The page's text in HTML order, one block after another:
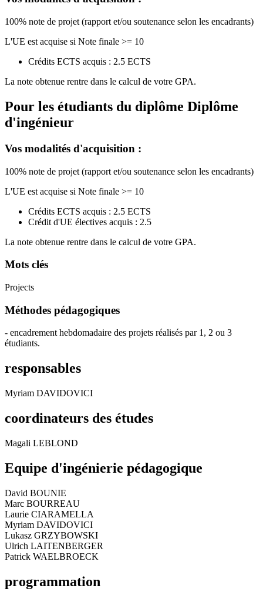
100% note de projet (rapport et/ou soutenance selon les encadrants)
L'UE est acquise si Note finale >= 10
Crédits ECTS acquis : 2.5 ECTS
La note obtenue rentre dans le calcul de votre GPA.
Pour les étudiants du diplôme Diplôme
d'ingénieur
Vos modalités d'acquisition :
100% note de projet (rapport et/ou soutenance selon les encadrants)
L'UE est acquise si Note finale >= 10
Crédits ECTS acquis : 2.5 ECTS
Crédit d'UE électives acquis : 2.5
La note obtenue rentre dans le calcul de votre GPA.
Mots clés
Projects
Méthodes pédagogiques
- encadrement hebdomadaire des projets réalisés par 1, 2 ou 3
étudiants.
responsables
Myriam DAVIDOVICI
coordinateurs des études
Magali LEBLOND
Equipe d'ingénierie pédagogique
David BOUNIE
Marc BOURREAU
Laurie CIARAMELLA
Myriam DAVIDOVICI
Lukasz GRZYBOWSKI
Ulrich LAITENBERGER
Patrick WAELBROECK
programmation